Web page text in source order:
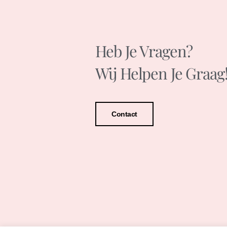
Heb Je Vragen?
Wij Helpen Je
Contact